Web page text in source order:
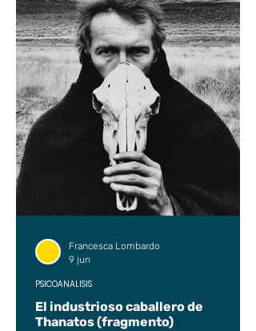
El industrioso caballero de
Thanatos (fragmento)
PSICOANÁLISIS
Francesca Lombardo
9 jun